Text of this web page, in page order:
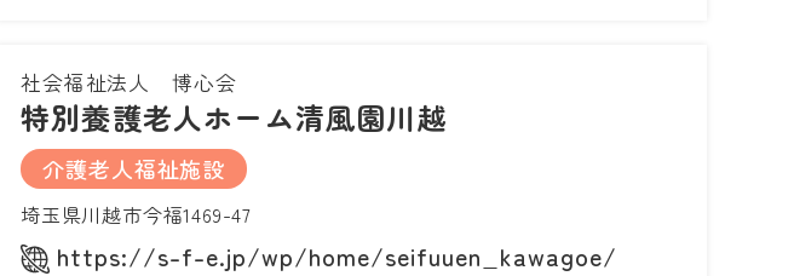
社会福祉法人 博心会
特別養護老人ホーム清風園川越
介護老人福祉施設
埼玉県川越市今福1469-47
https://s-f-e.jp/wp/home/seifuuen_kawagoe/